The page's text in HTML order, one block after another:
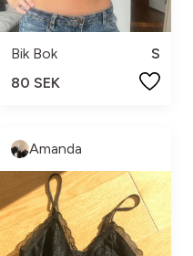
Bik Bok
S
80 SEK
Amanda